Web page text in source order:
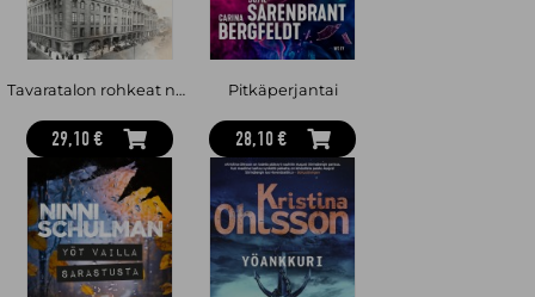
Tavaratalon rohkeat naiset
29,10 €
Pitkäperjantai
28,10 €